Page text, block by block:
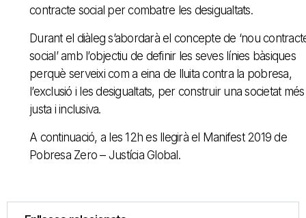
contracte social per combatre les desigualtats.
Durant el diàleg s’abordarà el concepte de ‘nou
social’ amb l’objectiu de definir les seves línies bàsiques
perquè serveixi com a eina de lluita contra la pobresa,
l’exclusió i les desigualtats, per construir una societat més
justa i inclusiva.
A continuació, a les 12h es llegirà el Manifest 2019 de
Pobresa Zero – Justícia Global.